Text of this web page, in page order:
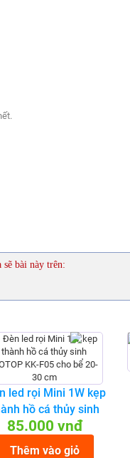
bài này trên:
led rọi Mini 1W kẹp
hồ cá thủy sinh
KK-F05 cho bể
85.000 vnđ
Thêm vào giỏ